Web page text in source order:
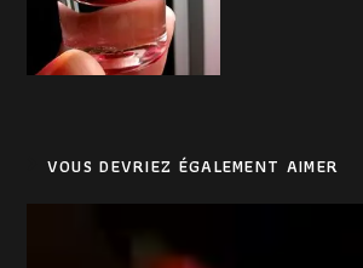
VOUS DEVRIEZ ÉGALEMENT AIMER